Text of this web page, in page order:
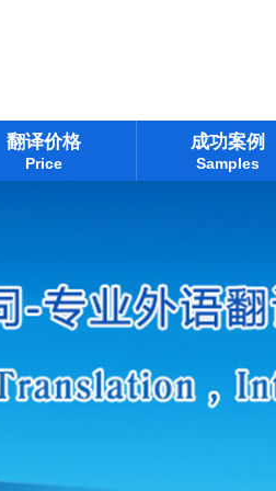
翻译价格
Price
成功案例
Samples